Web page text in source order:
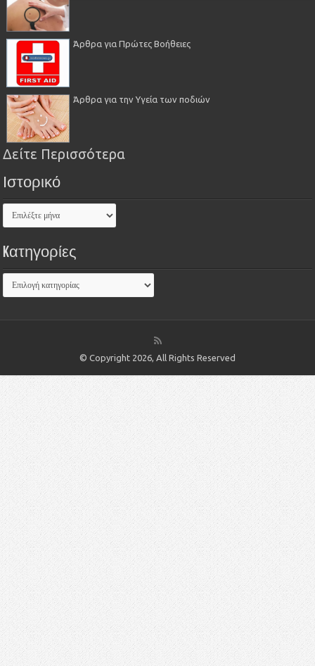
Άρθρα για Πρώτες Βοήθειες
Άρθρα για την Υγεία των ποδιών
Δείτε Περισσότερα
Ιστορικό
Kατηγορίες
© Copyright 2026, All Rights Reserved